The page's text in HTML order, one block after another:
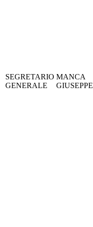
SEGRETARIO
GENERALE
MANCA
GIUSEPPE